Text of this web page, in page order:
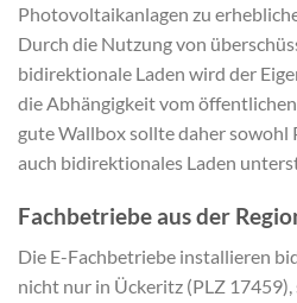
Photovoltaikanlagen zu
Durch die Nutzung von
bidirektionale Laden wird der
die Abhängigkeit vom
gute Wallbox sollte daher sowohl
auch bidirektionales Laden
Fachbetriebe aus der
Die E-Fachbetriebe installieren
nicht nur in Ückeritz (PLZ